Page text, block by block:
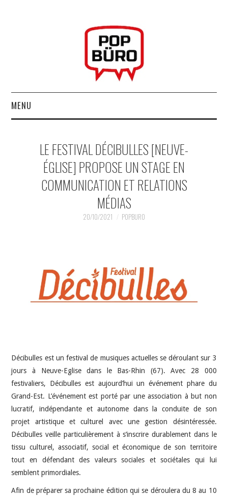
MENU
MUSIQUESACTUELLES.NET
GABBA GABBA HEY !
LE FESTIVAL DÉCIBULLES [NEUVE-
ÉGLISE] PROPOSE UN STAGE EN
COMMUNICATION ET RELATIONS
MÉDIAS
20/10/2021 POPBURO
Décibulles est un festival de musiques actuelles se déroulant sur 3
jours à Neuve-Eglise dans le Bas-Rhin (67). Avec 28 000
festivaliers, Décibulles est aujourd’hui un événement phare du
Grand-Est. L’événement est porté par une association à but non
lucratif, indépendante et autonome dans la conduite de son
projet artistique et culturel avec une gestion désintéressée.
Décibulles veille particulièrement à s’inscrire durablement dans le
tissu culturel, associatif, social et économique de son territoire
tout en défendant des valeurs sociales et sociétales qui lui
semblent primordiales.
Afin de préparer sa prochaine édition qui se déroulera du 8 au 10